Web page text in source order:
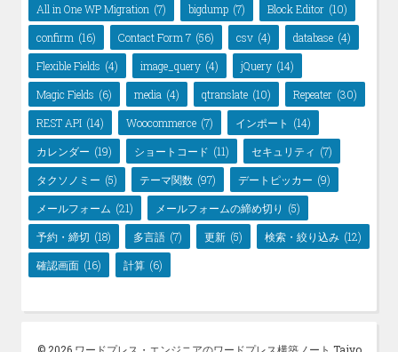
All in One WP Migration (7) bigdump (7) Block Editor (10)
confirm (16) Contact Form 7 (56) csv (4) database (4)
Flexible Fields (4) image_query (4) jQuery (14)
Magic Fields (6) media (4) qtranslate (10) Repeater (30)
REST API (14) Woocommerce (7) インポート (14)
カレンダー (19) ショートコード (11) セキュリティ (7)
タクソノミー (5) テーマ関数 (97) デートピッカー (9)
メールフォーム (21) メールフォームの締め切り (5)
予約・締切 (18) 多言語 (7) 更新 (5) 検索・絞り込み (12)
確認画面 (16) 計算 (6)